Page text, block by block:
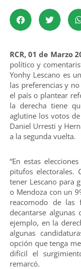
RCR, 01 de Marzo
político y
Yonhy Lescano es
las preferencias y
el país o plantear
la derecha tiene
aglutine los votos
Daniel Urresti y
a la segunda vuelta.
“En estas
pitufos electorales.
tener Lescano para
o Mendoza con un
reacomodo de las
decantarse
ejemplo, en la
algunas
opción que tenga
difícil el
remarcó.